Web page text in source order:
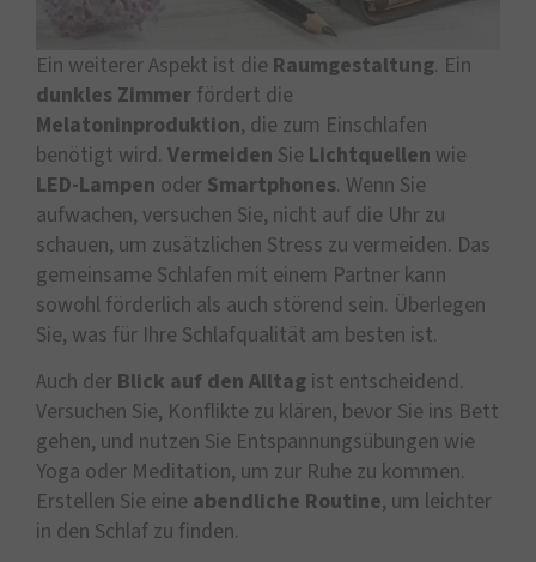
Ein weiterer Aspekt ist die Raumgestaltung. Ein
dunkles Zimmer fördert die
Melatoninproduktion, die zum Einschlafen
benötigt wird. Vermeiden Sie Lichtquellen wie
LED-Lampen oder Smartphones. Wenn Sie
aufwachen, versuchen Sie, nicht auf die Uhr zu
schauen, um zusätzlichen Stress zu vermeiden. Das
gemeinsame Schlafen mit einem Partner kann
sowohl förderlich als auch störend sein. Überlegen
Sie, was für Ihre Schlafqualität am besten ist.
Auch der Blick auf den Alltag ist entscheidend.
Versuchen Sie, Konflikte zu klären, bevor Sie ins Bett
gehen, und nutzen Sie Entspannungsübungen wie
Yoga oder Meditation, um zur Ruhe zu kommen.
Erstellen Sie eine abendliche Routine, um leichter
in den Schlaf zu finden.